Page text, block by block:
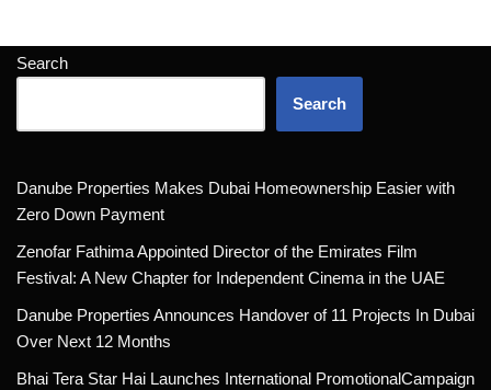
Search
Search
Danube Properties Makes Dubai Homeownership Easier with
Zero Down Payment
Zenofar Fathima Appointed Director of the Emirates Film
Festival: A New Chapter for Independent Cinema in the UAE
Danube Properties Announces Handover of 11 Projects In Dubai
Over Next 12 Months
Bhai Tera Star Hai Launches International PromotionalCampaign